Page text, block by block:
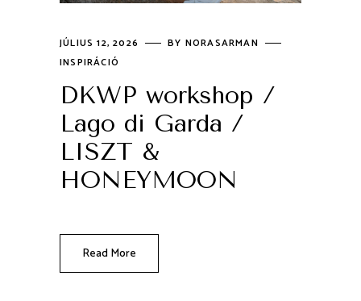
JÚLIUS 12, 2026 BY NORASARMAN
INSPIRÁCIÓ
DKWP workshop /
Lago di Garda /
LISZT &
HONEYMOON
Read More